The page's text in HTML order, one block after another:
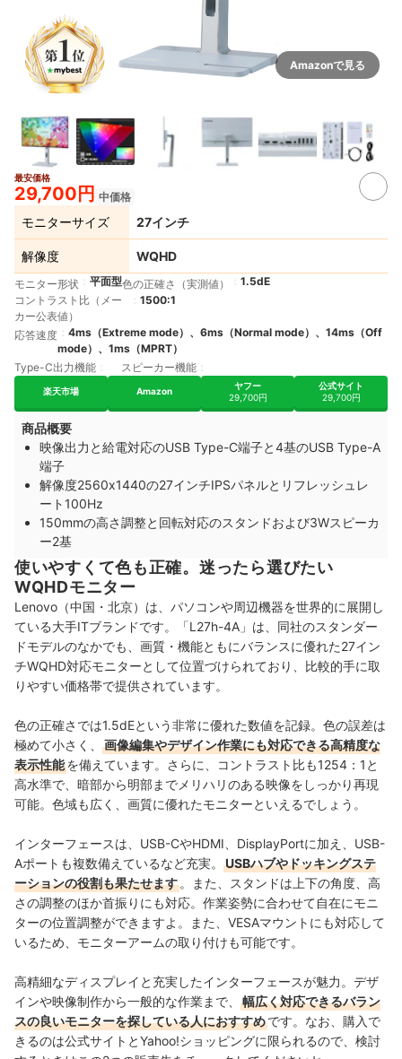
Amazonで見る
最安価格
29,700円 中価格
モニターサイズ 27インチ
解像度 WQHD
モニター形状 平面型色の正確さ（実測値）
1.5dE
コントラスト比（メー
カー公表値）
1500:1
応答速度
4ms（Extreme mode）、6ms（Normal mode）、14ms（Off
mode）、1ms（MPRT）
Type-C出力機能
スピーカー機能
楽天市場 Amazon
ヤフー
29,700円
公式サイト
29,700円
商品概要
映像出力と給電対応のUSB Type-C端子と4基のUSB Type-A
端子
解像度2560x1440の27インチIPSパネルとリフレッシュレ
ート100Hz
150mmの高さ調整と回転対応のスタンドおよび3Wスピーカ
ー2基
使いやすくて色も正確。迷ったら選びたい
WQHDモニター
Lenovo（中国・北京）は、パソコンや周辺機器を世界的に展開し
ている大手ITブランドです。「L27h-4A」は、同社のスタンダー
ドモデルのなかでも、画質・機能ともにバランスに優れた27イン
チWQHD対応モニターとして位置づけられており、比較的手に取
りやすい価格帯で提供されています。
色の正確さでは1.5dEという非常に優れた数値を記録。色の誤差は
極めて小さく、
画像編集やデザイン作業にも対応できる高精度な
表示性能を備えています。さらに、コントラスト比も1254：1と
高水準で、暗部から明部までメリハリのある映像をしっかり再現
可能。色域も広く、画質に優れたモニターといえるでしょう。
インターフェースは、USB-CやHDMI、DisplayPortに加え、USB-
Aポートも複数備えているなど充実。
USBハブやドッキングステ
ーションの役割も果たせます 。また、スタンドは上下の角度、高
さの調整のほか首振りにも対応。作業姿勢に合わせて自在にモニ
ターの位置調整ができますよ。また、VESAマウントにも対応して
いるため、モニターアームの取り付けも可能です。
高精細なディスプレイと充実したインターフェースが魅力。デザ
インや映像制作から一般的な作業まで、
幅広く対応できるバラン
スの良いモニターを探している人におすすめです。なお、購入で
きるのは公式サイトとYahoo!ショッピングに限られるので、検討